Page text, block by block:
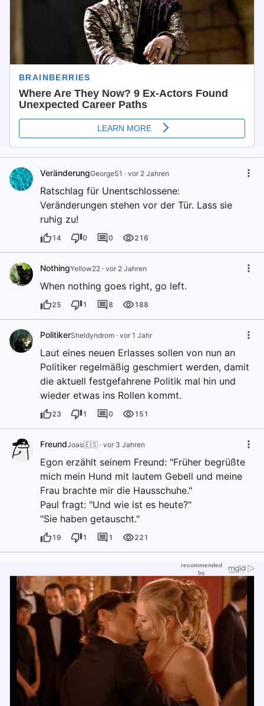
VeränderungGeorgeS1 · vor 2 Jahren
Ratschlag für Unentschlossene:
Veränderungen stehen vor der Tür. Lass sie
ruhig zu!
14 0 0 216
NothingYellow22 · vor 2 Jahren
When nothing goes right, go left.
25 1 8 188
PolitikerSheldyndrom · vor 1 Jahr
Laut eines neuen Erlasses sollen von nun an
Politiker regelmäßig geschmiert werden, damit
die aktuell festgefahrene Politik mal hin und
wieder etwas ins Rollen kommt.
23 1 0 151
FreundJoao🇪🇸 · vor 3 Jahren
Egon erzählt seinem Freund: "Früher begrüßte
mich mein Hund mit lautem Gebell und meine
Frau brachte mir die Hausschuhe."
Paul fragt: "Und wie ist es heute?"
"Sie haben getauscht."
19 1 1 221